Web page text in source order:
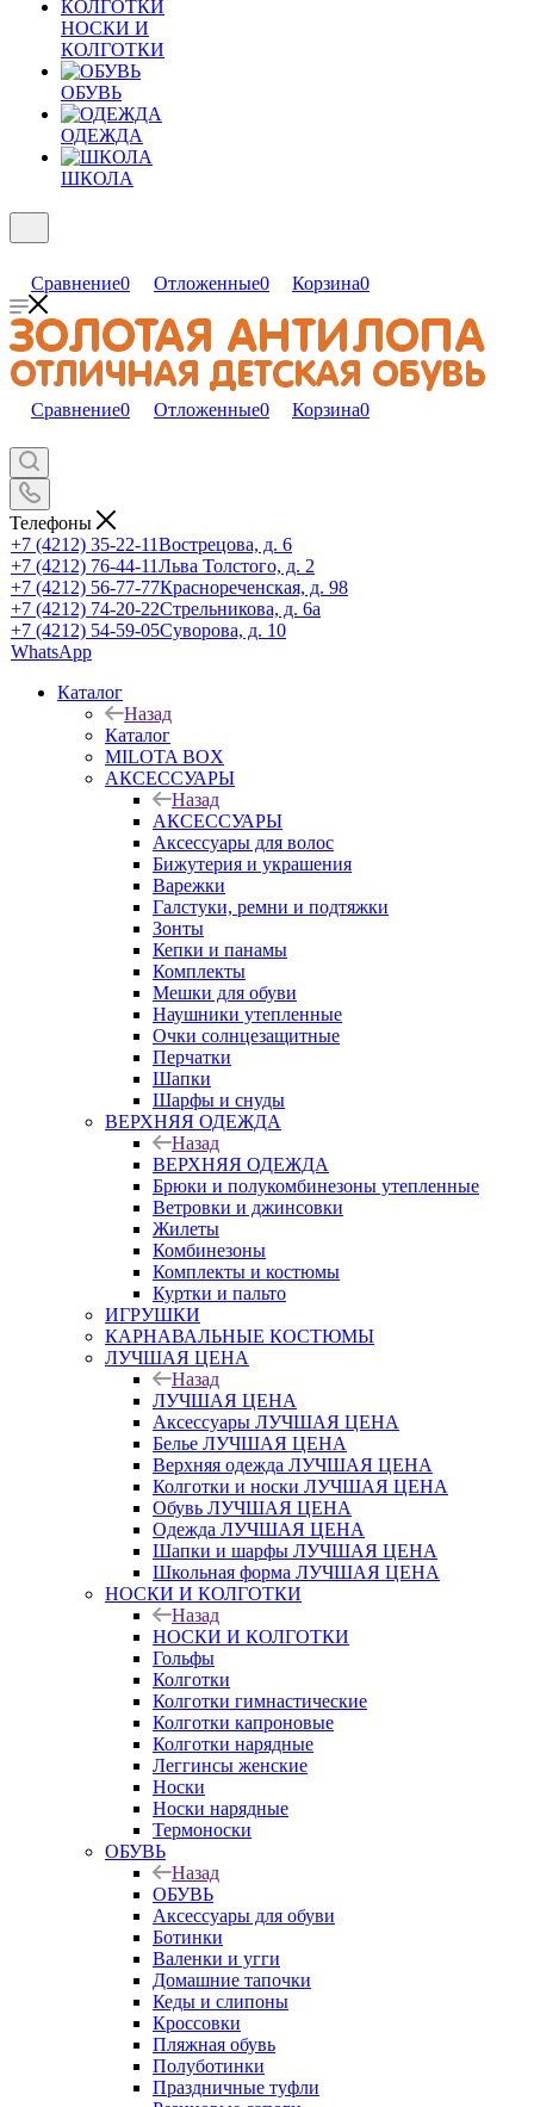
НОСКИ И
КОЛГОТКИ
ОБУВЬ
ОДЕЖДА
ШКОЛА
Сравнение0 Отложенные0 Корзина0
Сравнение0 Отложенные0 Корзина0
Телефоны
+7 (4212) 35-22-11Вострецова, д. 6
+7 (4212) 76-44-11Льва Толстого, д. 2
+7 (4212) 56-77-77Краснореченская, д. 98
+7 (4212) 74-20-22Стрельникова, д. 6а
+7 (4212) 54-59-05Суворова, д. 10
WhatsApp
Каталог
Назад
Каталог
MILOTA BOX
АКСЕССУАРЫ
Назад
АКСЕССУАРЫ
Аксессуары для волос
Бижутерия и украшения
Варежки
Галстуки, ремни и подтяжки
Зонты
Кепки и панамы
Комплекты
Мешки для обуви
Наушники утепленные
Очки солнцезащитные
Перчатки
Шапки
Шарфы и снуды
ВЕРХНЯЯ ОДЕЖДА
Назад
ВЕРХНЯЯ ОДЕЖДА
Брюки и полукомбинезоны утепленные
Ветровки и джинсовки
Жилеты
Комбинезоны
Комплекты и костюмы
Куртки и пальто
ИГРУШКИ
КАРНАВАЛЬНЫЕ КОСТЮМЫ
ЛУЧШАЯ ЦЕНА
Назад
ЛУЧШАЯ ЦЕНА
Аксессуары ЛУЧШАЯ ЦЕНА
Белье ЛУЧШАЯ ЦЕНА
Верхняя одежда ЛУЧШАЯ ЦЕНА
Колготки и носки ЛУЧШАЯ ЦЕНА
Обувь ЛУЧШАЯ ЦЕНА
Одежда ЛУЧШАЯ ЦЕНА
Шапки и шарфы ЛУЧШАЯ ЦЕНА
Школьная форма ЛУЧШАЯ ЦЕНА
НОСКИ И КОЛГОТКИ
Назад
НОСКИ И КОЛГОТКИ
Гольфы
Колготки
Колготки гимнастические
Колготки капроновые
Колготки нарядные
Леггинсы женские
Носки
Носки нарядные
Термоноски
ОБУВЬ
Назад
ОБУВЬ
Аксессуары для обуви
Ботинки
Валенки и угги
Домашние тапочки
Кеды и слипоны
Кроссовки
Пляжная обувь
Полуботинки
Праздничные туфли